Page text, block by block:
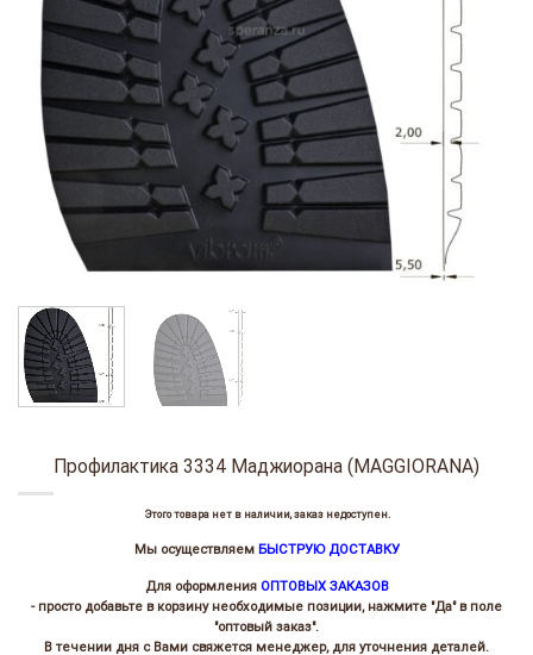
Профилактика 3334 Маджиорана (MAGGIORANA)
Этого товара нет в наличии, заказ недоступен.
Мы осуществляем БЫСТРУЮ ДОСТАВКУ
Для оформления ОПТОВЫХ ЗАКАЗОВ
- просто добавьте в корзину необходимые позиции, нажмите "Да" в поле
"оптовый заказ".
В течении дня с Вами свяжется менеджер, для уточнения деталей.